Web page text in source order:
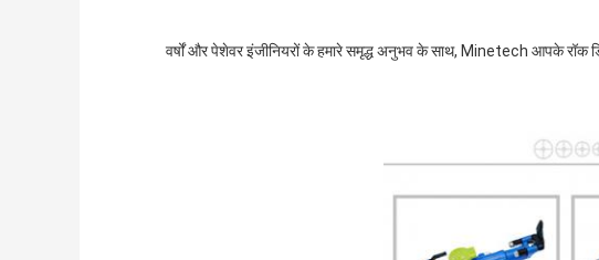
वर्षों और पेशेवर इंजीनियरों के हमारे समृद्ध अनुभव के साथ, Minetech आपके रॉक